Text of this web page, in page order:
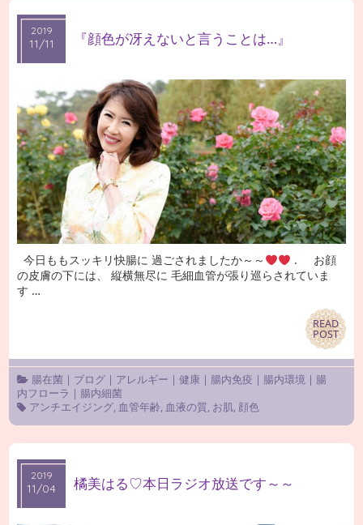
2019
11/11
2019
11/11 『顔色が冴えないと言うことは…』
今日ももスッキリ快腸に 過ごされましたか～～
. お顔
の皮膚の下には、 縦横無尽に 毛細血管が張り巡らされていま
す …
READ
POST
READ
POST
腸在菌| ブログ| アレルギー | 健康 | 腸内免疫 | 腸内環境| 腸
内フローラ | 腸内細菌
アンチエイジング, 血管年齢, 血液の質, お肌, 顔色
2019
11/04
2019
11/04 橘美はる♡本日ラジオ放送です～～